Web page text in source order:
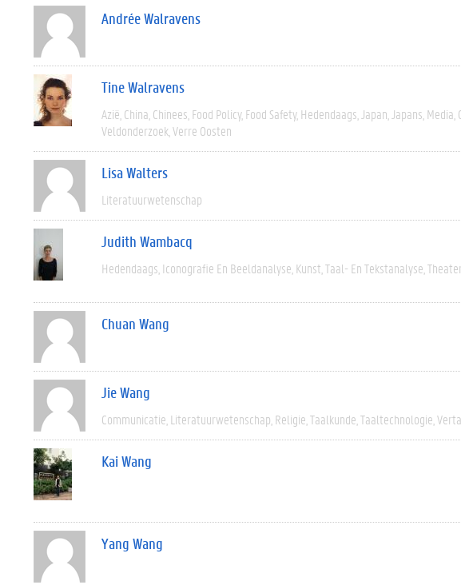
Andrée Walravens
Tine Walravens
Azië China Chinees Food Policy Food Safety Hedendaags Japan Japans Media
Veldonderzoek Verre Oosten
Lisa Walters
Literatuurwetenschap
Judith Wambacq
Hedendaags Iconografie En Beeldanalyse Kunst Taal- En Tekstanalyse
Chuan Wang
Jie Wang
Communicatie Literatuurwetenschap Religie Taalkunde Taaltechnologie
Kai Wang
Yang Wang